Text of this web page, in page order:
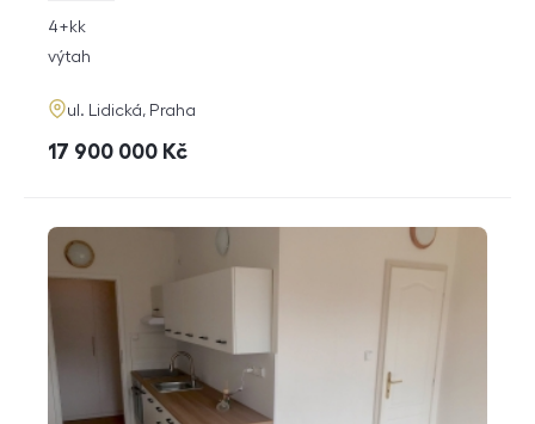
rozměry
4+kk
funkce
výtah
adresa
ul. Lidická, Praha
cena
17 900 000 Kč